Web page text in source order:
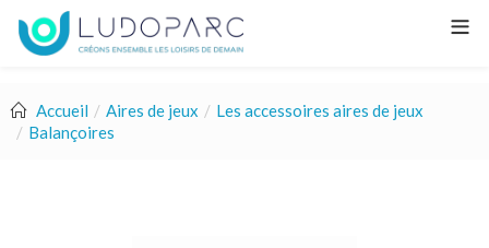
Accueil Aires de jeux
Les accessoires aires de jeux
Balançoires